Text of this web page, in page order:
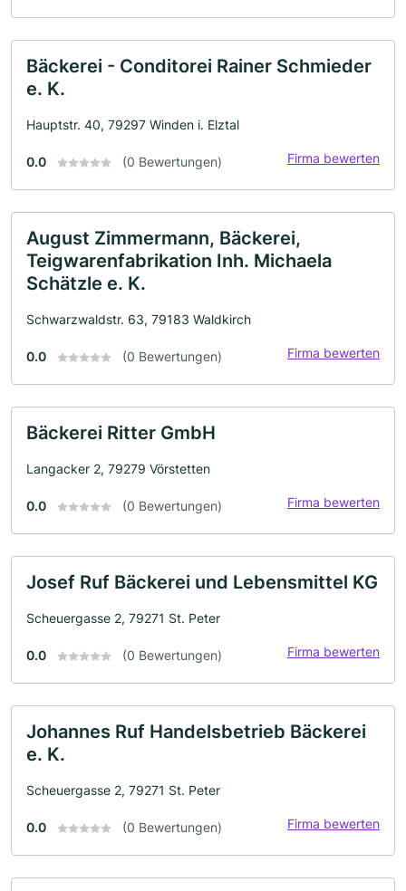
Bäckerei - Conditorei Rainer Schmieder
e. K.
Hauptstr. 40, 79297 Winden i. Elztal
0.0 (0 Bewertungen) Firma bewerten
August Zimmermann, Bäckerei,
Teigwarenfabrikation Inh. Michaela
Schätzle e. K.
Schwarzwaldstr. 63, 79183 Waldkirch
0.0 (0 Bewertungen) Firma bewerten
Bäckerei Ritter GmbH
Langacker 2, 79279 Vörstetten
0.0 (0 Bewertungen) Firma bewerten
Josef Ruf Bäckerei und Lebensmittel KG
Scheuergasse 2, 79271 St. Peter
0.0 (0 Bewertungen) Firma bewerten
Johannes Ruf Handelsbetrieb Bäckerei
e. K.
Scheuergasse 2, 79271 St. Peter
0.0 (0 Bewertungen) Firma bewerten